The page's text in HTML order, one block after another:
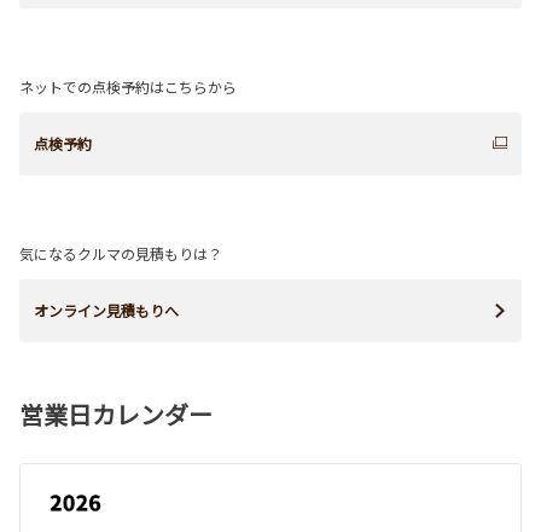
ネットでの点検予約はこちらから
点検予約
気になるクルマの見積もりは？
オンライン見積もりへ
営業日カレンダー